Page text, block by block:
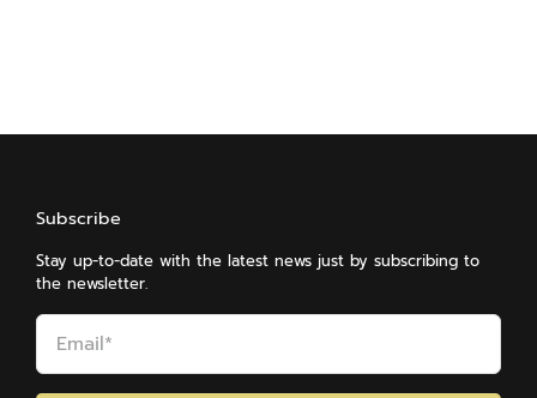
Subscribe
Stay up-to-date with the latest news just by subscribing to
the newsletter.